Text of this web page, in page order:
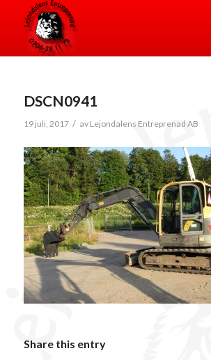
DSCN0941
19 juli, 2017 / av Lejondalens Entreprenad AB
Share this entry